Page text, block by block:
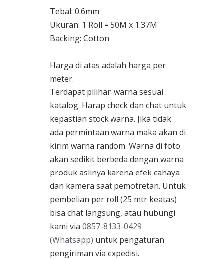
Tebal: 0.6mm
Ukuran: 1 Roll = 50M x 1.37M
Backing: Cotton
Harga di atas adalah harga per
meter.
Terdapat pilihan warna sesuai
katalog. Harap check dan chat untuk
kepastian stock warna. Jika tidak
ada permintaan warna maka akan di
kirim warna random. Warna di foto
akan sedikit berbeda dengan warna
produk aslinya karena efek cahaya
dan kamera saat pemotretan. Untuk
pembelian per roll (25 mtr keatas)
bisa chat langsung, atau hubungi
kami via 0857-8133-0429
(Whatsapp) untuk pengaturan
pengiriman via expedisi.